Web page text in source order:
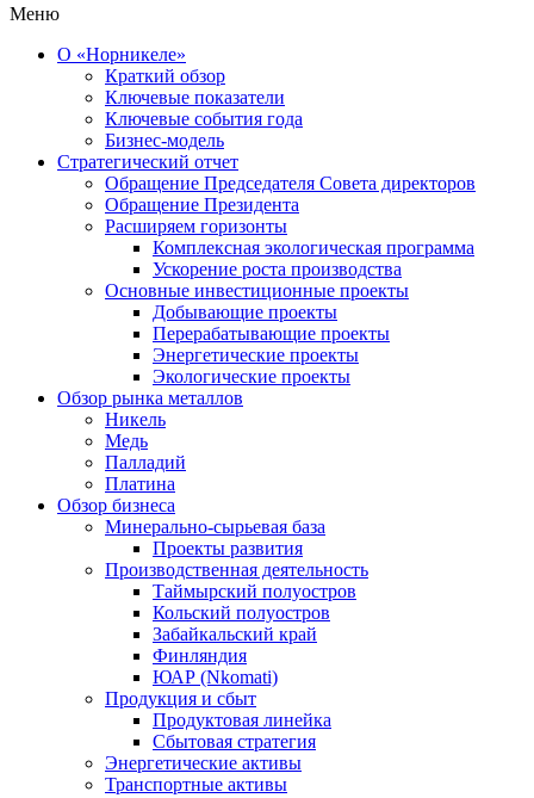
Меню
О «Норникеле»
Краткий обзор
Ключевые показатели
Ключевые события года
Бизнес-модель
Стратегический отчет
Обращение Председателя Совета директоров
Обращение Президента
Расширяем горизонты
Комплексная экологическая программа
Ускорение роста производства
Основные инвестиционные проекты
Добывающие проекты
Перерабатывающие проекты
Энергетические проекты
Экологические проекты
Обзор рынка металлов
Никель
Медь
Палладий
Платина
Обзор бизнеса
Минерально-сырьевая база
Проекты развития
Производственная деятельность
Таймырский полуостров
Кольский полуостров
Забайкальский край
Финляндия
ЮАР (Nkomati)
Продукция и сбыт
Продуктовая линейка
Сбытовая стратегия
Энергетические активы
Транспортные активы